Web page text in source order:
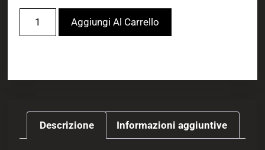
Aggiungi Al Carrello
Descrizione Informazioni aggiuntive